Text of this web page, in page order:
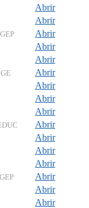
Abrir
Abrir
Abrir
Abrir
Abrir
Abrir
Abrir
Abrir
Abrir
Abrir
Abrir
Abrir
Abrir
Abrir
Abrir
Abrir